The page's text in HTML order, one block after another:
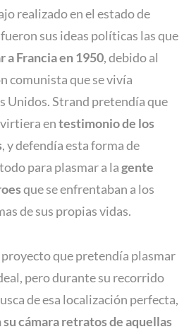
realizado en el estado de
sus ideas políticas las que
a Francia en 1950, debido al
comunista que se vivía
Unidos. Strand pretendía que
entestimonio de los
, y defendía esta forma de
para plasmar a lagente
que se enfrentaban a los
de sus propias vidas.
que pretendía plasmar
pero durante su recorrido
de esa localización perfecta,
cámara retratos de aquellas